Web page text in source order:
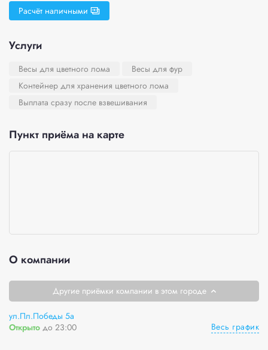
Расчёт наличными
Услуги
Весы для цветного лома
Весы для фур
Контейнер для хранения цветного лома
Выплата сразу после взвешивания
Пункт приёма на карте
О компании
Другие приёмки компании в этом городе
ул.Пл.Победы 5а
Открыто до 23:00 Весь график